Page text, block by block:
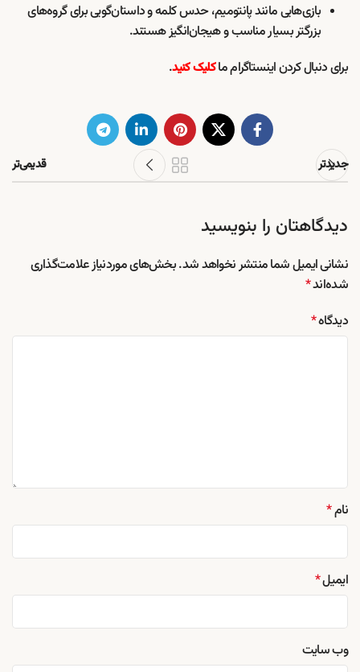
بازی‌هایی مانند پانتومیم، حدس کلمه و داستان‌گویی برای گروه‌های
بزرگتر بسیار مناسب و هیجان‌انگیز هستند.
برای دنبال کردن اینستاگرام ماکلیک کنید.
جدیدتر قدیمی‌تر
دیدگاهتان را بنویسید
نشانی ایمیل شما منتشر نخواهد شد.بخش‌های موردنیاز علامت‌گذاری
شده‌اند*
دیدگاه*
نام*
ایمیل*
وب‌ سایت